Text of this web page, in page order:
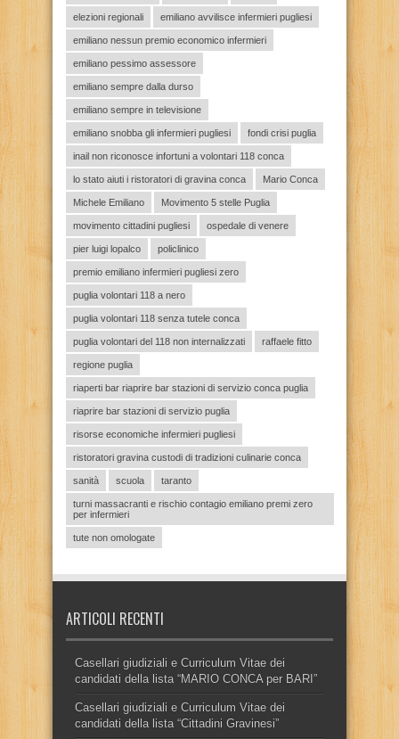
elezioni regionali emiliano avvilisce infermieri pugliesi
emiliano nessun premio economico infermieri
emiliano pessimo assessore
emiliano sempre dalla durso
emiliano sempre in televisione
emiliano snobba gli infermieri pugliesi fondi crisi puglia
inail non riconosce infortuni a volontari 118 conca
lo stato aiuti i ristoratori di gravina conca Mario Conca
Michele Emiliano Movimento 5 stelle Puglia
movimento cittadini pugliesi ospedale di venere
pier luigi lopalco policlinico
premio emiliano infermieri pugliesi zero
puglia volontari 118 a nero
puglia volontari 118 senza tutele conca
puglia volontari del 118 non internalizzati raffaele fitto
regione puglia
riaperti bar riaprire bar stazioni di servizio conca puglia
riaprire bar stazioni di servizio puglia
risorse economiche infermieri pugliesi
ristoratori gravina custodi di tradizioni culinarie conca
sanità scuola taranto
turni massacranti e rischio contagio emiliano premi zero
per infermieri
tute non omologate
ARTICOLI RECENTI
Casellari giudiziali e Curriculum Vitae dei
candidati della lista “MARIO CONCA per BARI”
Casellari giudiziali e Curriculum Vitae dei
candidati della lista “Cittadini Gravinesi”